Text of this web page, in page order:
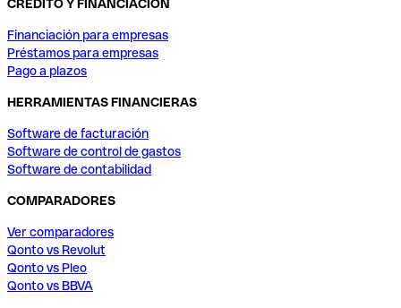
CRÉDITO Y FINANCIACIÓN
Financiación para empresas
Préstamos para empresas
Pago a plazos
HERRAMIENTAS FINANCIERAS
Software de facturación
Software de control de gastos
Software de contabilidad
COMPARADORES
Ver comparadores
Qonto vs Revolut
Qonto vs Pleo
Qonto vs BBVA